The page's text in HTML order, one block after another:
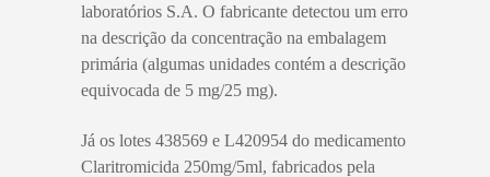
laboratórios S.A. O fabricante detectou um erro
na descrição da concentração na embalagem
primária (algumas unidades contém a descrição
equivocada de 5 mg/25 mg).
Já os lotes 438569 e L420954 do medicamento
Claritromicida 250mg/5ml, fabricados pela